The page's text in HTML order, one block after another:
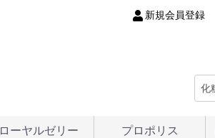
新規会員登録
ローヤルゼリー プロポリス